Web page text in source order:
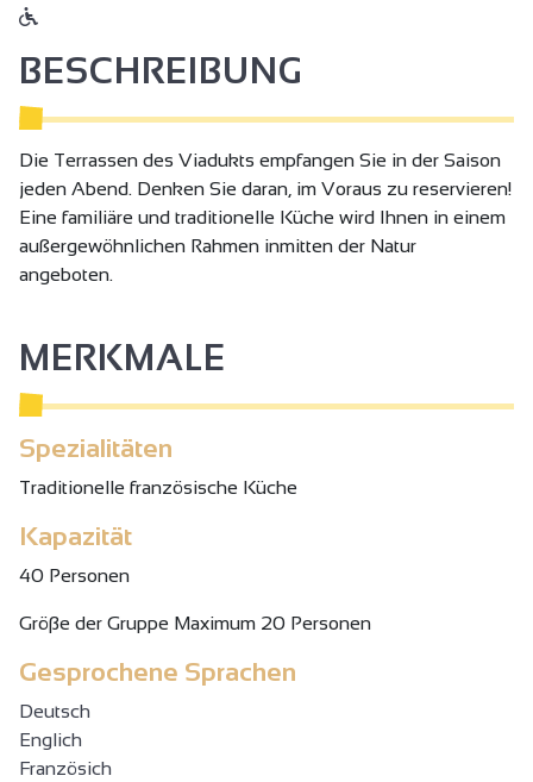
BESCHREIBUNG
Die Terrassen des Viadukts empfangen Sie in der Saison
jeden Abend. Denken Sie daran, im Voraus zu reservieren!
Eine familiäre und traditionelle Küche wird Ihnen in einem
außergewöhnlichen Rahmen inmitten der Natur
angeboten.
MERKMALE
Spezialitäten
Traditionelle französische Küche
Kapazität
40 Personen
Gröβe der Gruppe Maximum 20 Personen
Gesprochene Sprachen
Deutsch
Englich
Französich